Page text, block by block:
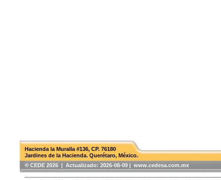
Hacienda la Muralla #136, CP. 76180
Jardines de la Hacienda. Querétaro, México.
®️ CEDE 2026 | Actualizado: 2026-08-09 | www.cedesa.com.mx